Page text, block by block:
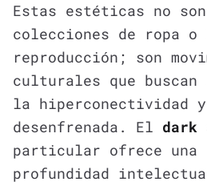
Estas estéticas no
colecciones de ropa
reproducción; son
culturales que
la hiperconectividad
desenfrenada. El dark
particular ofrece una
profundidad